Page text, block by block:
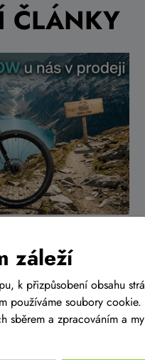
ČLÁNKY
prestižní značku
kromě
také novými
výkonem. Pojďme
záleží
k přizpůsobení obsahu
používáme soubory
sběrem a zpracováním a